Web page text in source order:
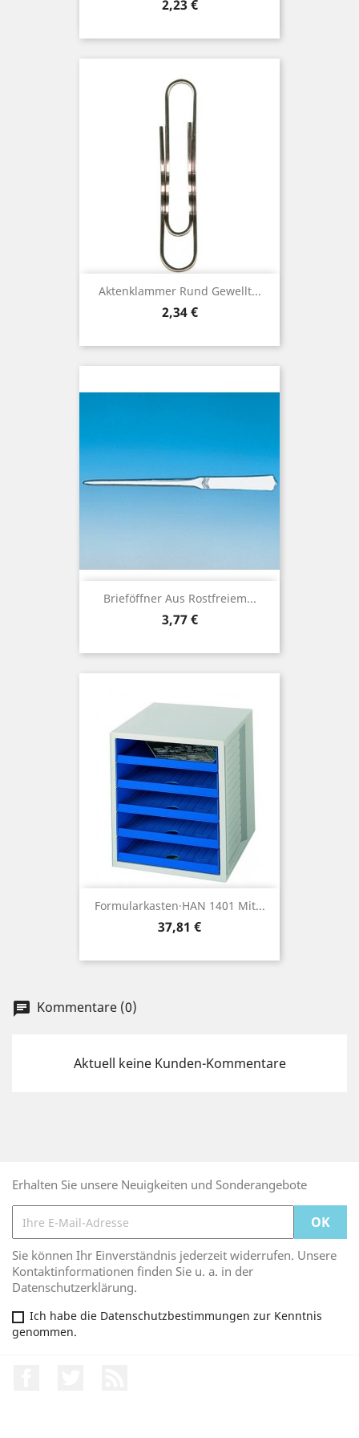
Preis
2,23 €
Aktenklammer Rund Gewellt...
Preis
2,34 €
Brieföffner Aus Rostfreiem...
Preis
3,77 €
Formularkasten·HAN 1401 Mit...
Preis
37,81 €
chat Kommentare (0)
Aktuell keine Kunden-Kommentare
Erhalten Sie unsere Neuigkeiten und Sonderangebote
Sie können Ihr Einverständnis jederzeit widerrufen. Unsere
Kontaktinformationen finden Sie u. a. in der
Datenschutzerklärung.
Ich habe die Datenschutzbestimmungen zur Kenntnis
genommen.